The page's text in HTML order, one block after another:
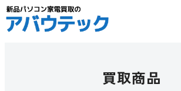
買取商品